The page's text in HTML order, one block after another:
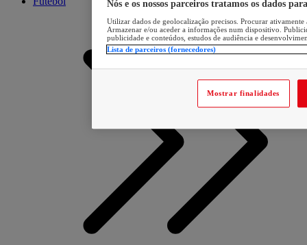
Nós e os nossos parceiros tratamos os dados
Utilizar dados de geolocalização precisos. Procurar
Armazenar e/ou aceder a informações num dispositivo.
publicidade e conteúdos, estudos de audiência e
Lista de parceiros (fornecedores)
Mostrar finalidades